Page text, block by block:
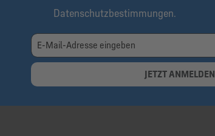
Datenschutzbestimmungen.
JETZT ANMELDEN